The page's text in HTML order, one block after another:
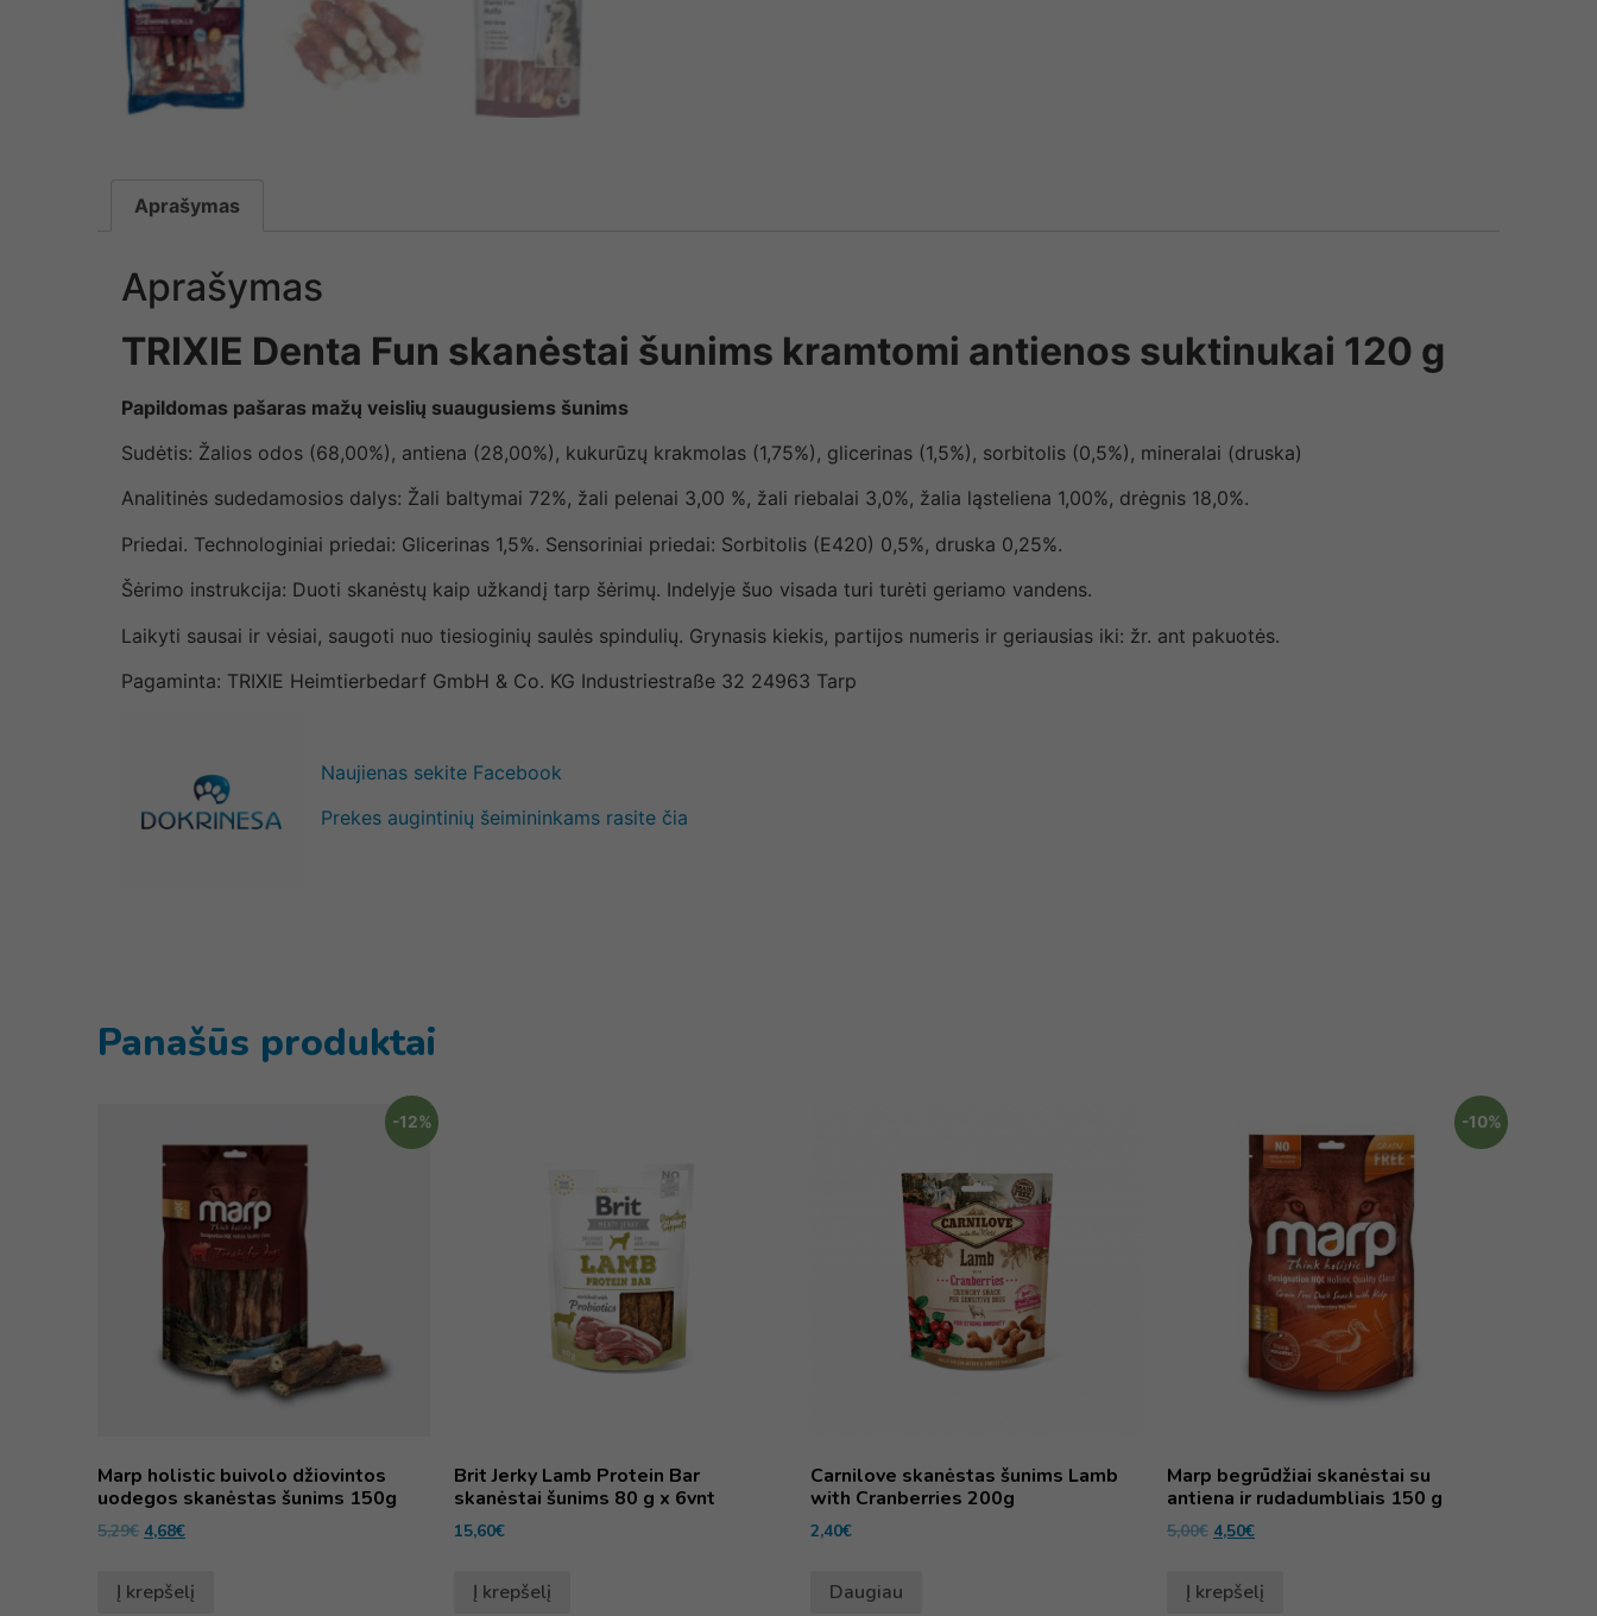
Aprašymas
Aprašymas
TRIXIE Denta Fun skanėstai šunims kramtomi antienos suktinukai 120 g
Papildomas pašaras mažų veislių suaugusiems šunims
Sudėtis: Žalios odos (68,00%), antiena (28,00%), kukurūzų krakmolas (1,75%), glicerinas (1,5%), sorbitolis (0,5%), mineralai (druska)
Analitinės sudedamosios dalys: Žali baltymai 72%, žali pelenai 3,00 %, žali riebalai 3,0%, žalia ląsteliena 1,00%, drėgnis 18,0%.
Priedai. Technologiniai priedai: Glicerinas 1,5%. Sensoriniai priedai: Sorbitolis (E420) 0,5%, druska 0,25%.
Šėrimo instrukcija: Duoti skanėstų kaip užkandį tarp šėrimų. Indelyje šuo visada turi turėti geriamo vandens.
Laikyti sausai ir vėsiai, saugoti nuo tiesioginių saulės spindulių. Grynasis kiekis, partijos numeris ir geriausias iki: žr. ant pakuotės.
Pagaminta: TRIXIE Heimtierbedarf GmbH & Co. KG Industriestraße 32 24963 Tarp
Naujienas sekite Facebook
Prekes augintinių šeimininkams rasite čia
Panašūs produktai
-12%
Marp holistic buivolo džiovintos
uodegos skanėstas šunims 150g
5,29€ 4,68€
Į krepšelį
Brit Jerky Lamb Protein Bar
skanėstai šunims 80 g x 6vnt
15,60€
Į krepšelį
Carnilove skanėstas šunims Lamb
with Cranberries 200g
2,40€
Daugiau
-10%
Marp begrūdžiai skanėstai su
antiena ir rudadumbliais 150 g
5,00€ 4,50€
Į krepšelį